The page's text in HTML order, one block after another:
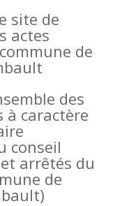
site de
actes
de
des
caractère
conseil
arrêtés du
de